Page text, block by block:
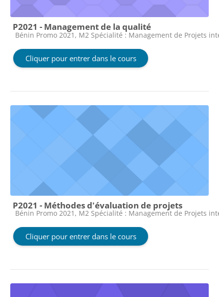
P2021 - Management de la qualité
Catégorie de cours
Bénin Promo 2021, M2 Spécialité : Management de Projets
Cliquer pour entrer dans le cours
P2021 - Méthodes d'évaluation de projets
Catégorie de cours
Bénin Promo 2021, M2 Spécialité : Management de Projets
Cliquer pour entrer dans le cours